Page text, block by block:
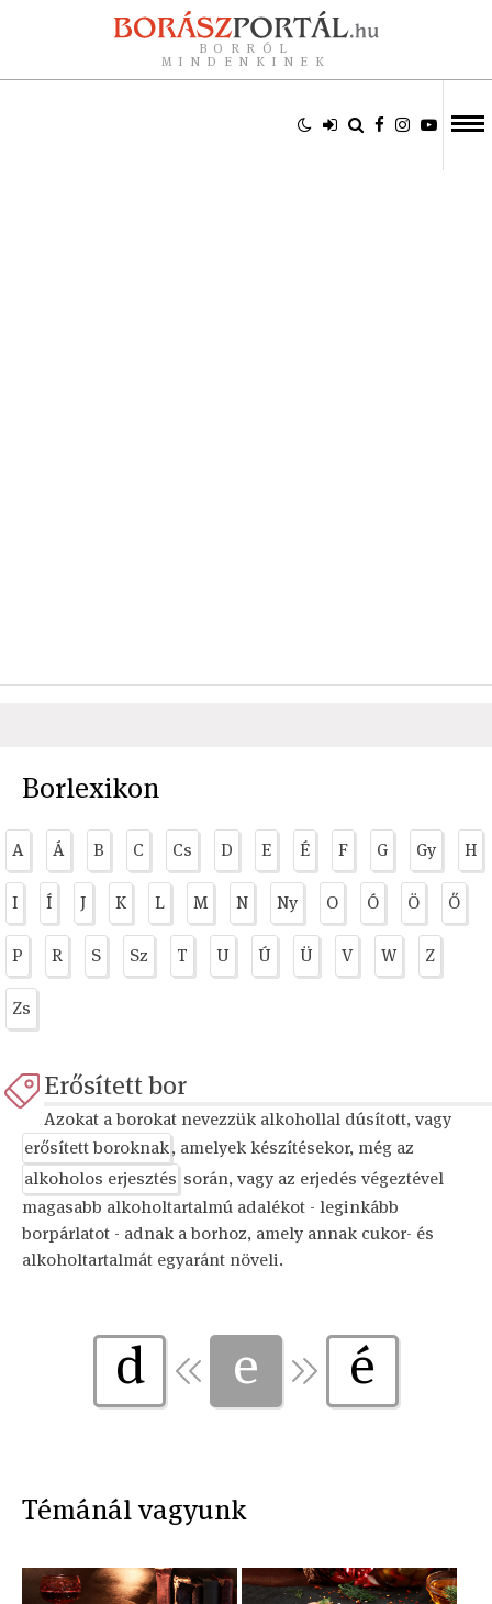
BORRÓL
MINDENKINEK
Borlexikon
A Á B C Cs D E É F G Gy H
I Í J K L M N Ny O Ó Ö Ő
P R S Sz T U Ú Ü V W Z
Zs
Erősített bor
Azokat a borokat nevezzük alkohollal dúsított, vagy
erősített boroknak, amelyek készítésekor, még az
alkoholos erjesztés során, vagy az erjedés végeztével
magasabb alkoholtartalmú adalékot - leginkább
borpárlatot - adnak a borhoz, amely annak cukor- és
alkoholtartalmát egyaránt növeli.
d e é
Témánál vagyunk